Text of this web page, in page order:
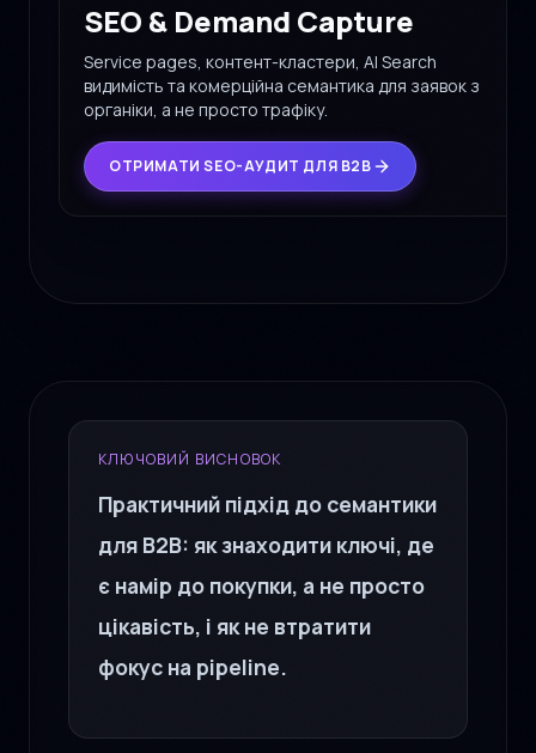
SEO & Demand Capture
Service pages, контент-кластери, AI Search
видимість та комерційна семантика для заявок з
органіки, а не просто трафіку.
ОТРИМАТИ SEO-АУДИТ ДЛЯ B2B
КЛЮЧОВИЙ ВИСНОВОК
Практичний підхід до семантики
для B2B: як знаходити ключі, де
є намір до покупки, а не просто
цікавість, і як не втратити
фокус на pipeline.